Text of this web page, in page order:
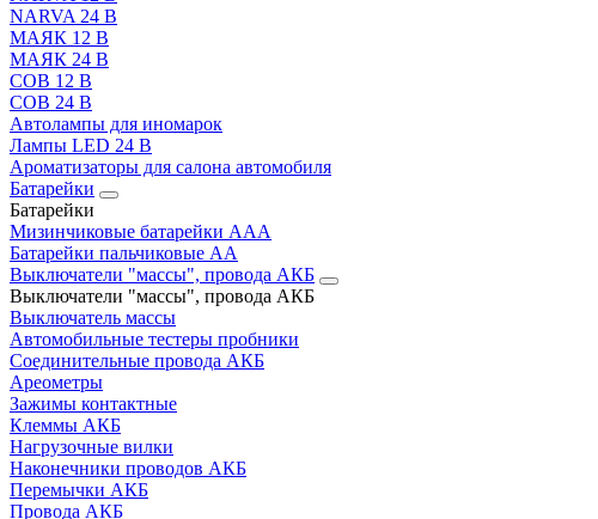
NARVA 24 В
МАЯК 12 В
МАЯК 24 В
COB 12 В
COB 24 В
Автолампы для иномарок
Лампы LED 24 B
Ароматизаторы для салона автомобиля
Батарейки
Батарейки
Мизинчиковые батарейки AAA
Батарейки пальчиковые АА
Выключатели "массы", провода АКБ
Выключатели "массы", провода АКБ
Выключатель массы
Автомобильные тестеры пробники
Соединительные провода АКБ
Ареометры
Зажимы контактные
Клеммы АКБ
Нагрузочные вилки
Наконечники проводов АКБ
Перемычки АКБ
Провода АКБ